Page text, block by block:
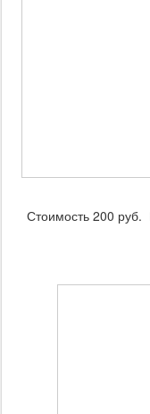
Стоимость 200